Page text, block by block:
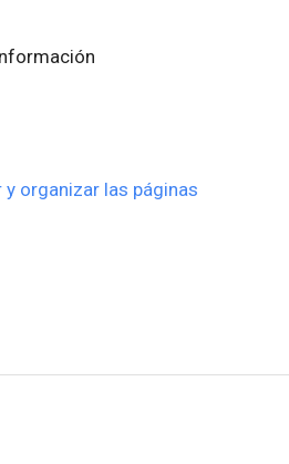
organizar las páginas